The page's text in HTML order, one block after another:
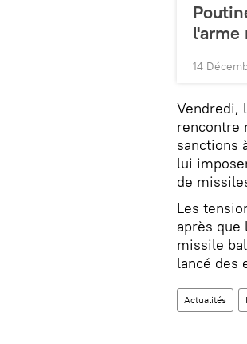
l'arme
14
Vendredi,
rencontre
sanctions
lui
de
Les
après que
missile
lancé des
Actualités